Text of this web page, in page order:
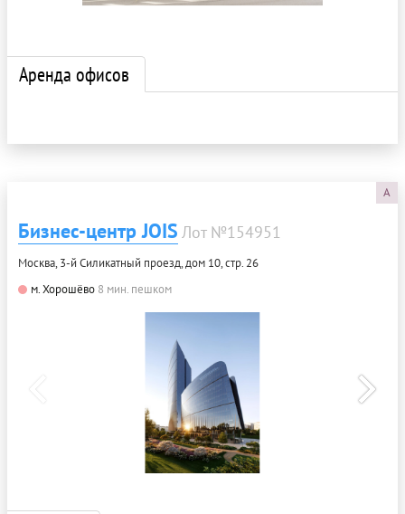
Аренда офисов
A
Бизнес-центр JOIS Лот №154951
Москва, 3-й Силикатный проезд, дом 10, стр. 26
м. Хорошёво 8 мин. пешком